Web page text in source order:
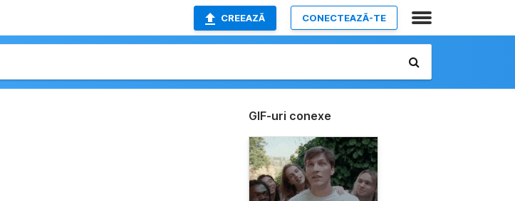
CREEAZĂ CONECTEAZĂ-TE
GIF-uri conexe